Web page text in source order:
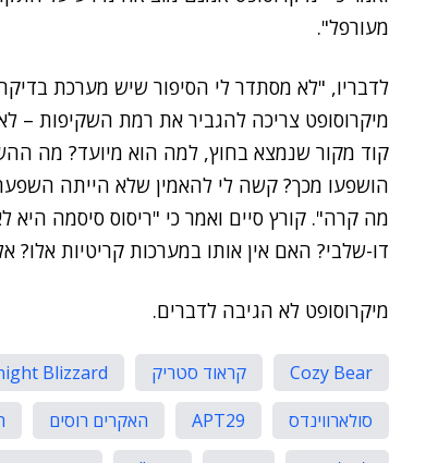
מעורפל".
לדבריו, "לא מסתדר לי הסיפור שיש מערכת
מיקרוסופט צריכה להגביר את רמת השקיפות –
קוד מקור שנמצא בחוץ, למה הוא מיועד? מה
הושפעו מכך? קשה לי להאמין שלא הייתה
מה קרה". קורץ סיים ואמר כי "ריסוס סיסמה
דו-שלבי? האם אין אותו במערכות קריטיות אלו?
מיקרוסופט לא הגיבה לדברים.
Cozy Bear קראוד סטריק Blizzard
סולארווינדס
APT29 האקרים רוסים